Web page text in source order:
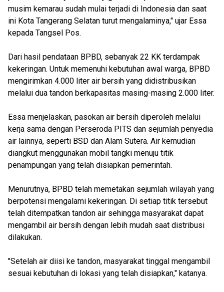
musim kemarau sudah mulai terjadi di Indonesia dan saat
ini Kota Tangerang Selatan turut mengalaminya," ujar Essa
kepada Tangsel Pos.
Dari hasil pendataan BPBD, sebanyak 22 KK terdampak
kekeringan. Untuk memenuhi kebutuhan awal warga, BPBD
mengirimkan 4.000 liter air bersih yang didistribusikan
melalui dua tandon berkapasitas masing-masing 2.000 liter.
Essa menjelaskan, pasokan air bersih diperoleh melalui
kerja sama dengan Perseroda PITS dan sejumlah penyedia
air lainnya, seperti BSD dan Alam Sutera. Air kemudian
diangkut menggunakan mobil tangki menuju titik
penampungan yang telah disiapkan pemerintah.
Menurutnya, BPBD telah memetakan sejumlah wilayah yang
berpotensi mengalami kekeringan. Di setiap titik tersebut
telah ditempatkan tandon air sehingga masyarakat dapat
mengambil air bersih dengan lebih mudah saat distribusi
dilakukan.
"Setelah air diisi ke tandon, masyarakat tinggal mengambil
sesuai kebutuhan di lokasi yang telah disiapkan," katanya.